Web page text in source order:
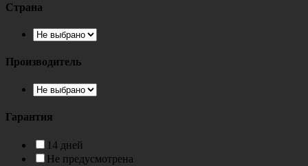
Страна
Производитель
Гарантия
14 дней
Не предусмотрена